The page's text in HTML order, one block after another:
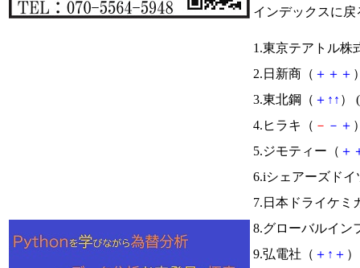
インデックスに戻
1.東京テアトル株
2.日新商（ ＋ ＋ ＋
3.東北鋼（ ＋ ↑ ↑ ） (
4.ヒラキ（ － － ＋
5.ジモティー（ ＋
6.iシェアーズド
7.日本ドライケミ
8.グローバルイン
9.弘電社（ ＋ ↑ ＋